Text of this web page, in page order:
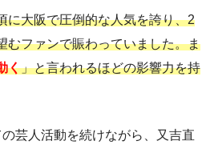
に大阪で圧倒的な人気を誇り、2
むファンで賑わっていました。ま
く」と言われるほどの影響力を持
芸人活動を続けながら、又吉直